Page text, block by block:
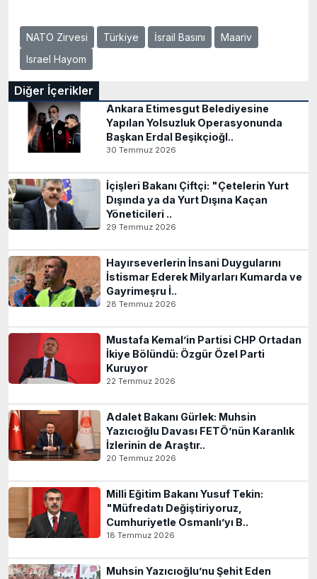
NATO Zirvesi Türkiye İsrail Basını
Maariv
Israel Hayom
Diğer İçerikler
Ankara Etimesgut Belediyesine
Yapılan Yolsuzluk Operasyonunda
Başkan Erdal Beşikçioğl..
30 Temmuz 2026
İçişleri Bakanı Çiftçi: "Çetelerin Yurt
Dışında ya da Yurt Dışına Kaçan
Yöneticileri ..
29 Temmuz 2026
Hayırseverlerin İnsani Duygularını
İstismar Ederek Milyarları Kumarda ve
Gayrimeşru İ..
28 Temmuz 2026
Mustafa Kemal’in Partisi CHP Ortadan
İkiye Bölündü: Özgür Özel Parti
Kuruyor
22 Temmuz 2026
Adalet Bakanı Gürlek: Muhsin
Yazıcıoğlu Davası FETÖ’nün Karanlık
İzlerinin de Araştır..
20 Temmuz 2026
Milli Eğitim Bakanı Yusuf Tekin:
"Müfredatı Değiştiriyoruz,
Cumhuriyetle Osmanlı’yı B..
18 Temmuz 2026
Muhsin Yazıcıoğlu’nu Şehit Eden